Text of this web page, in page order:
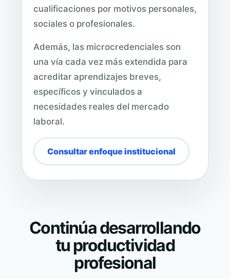
cualificaciones por motivos personales,
sociales o profesionales.
Además, las microcredenciales son
una vía cada vez más extendida para
acreditar aprendizajes breves,
específicos y vinculados a
necesidades reales del mercado
laboral.
Consultar enfoque institucional
Continúa desarrollando
tu productividad
profesional